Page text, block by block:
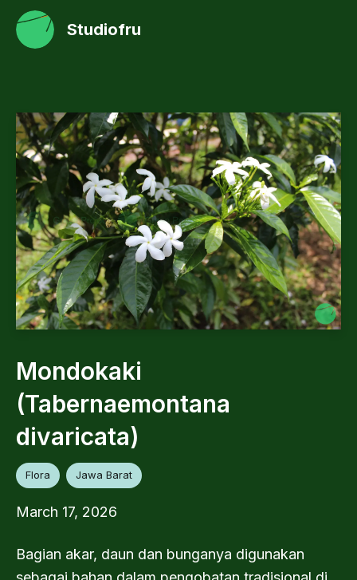
Studiofru
Mondokaki
(Tabernaemontana
divaricata)
Flora Jawa Barat
March 17, 2026
Bagian akar, daun dan bunganya digunakan